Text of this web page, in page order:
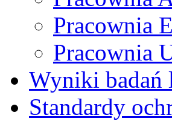
Pracownia
Pracownia
Wyniki badań
Standardy